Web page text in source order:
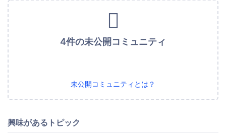
4件の未公開コミュニティ
未公開コミュニティとは？
興味があるトピック